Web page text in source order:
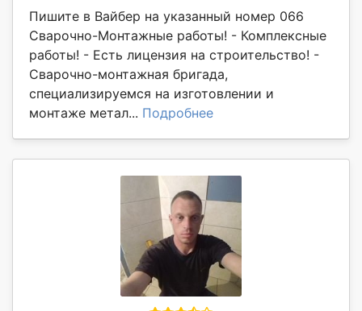
Пишите в Вайбер на указанный номер 066
Сварочно-Монтажные работы! - Комплексные
работы! - Есть лицензия на строительство! -
Сварочно-монтажная бригада,
специализируемся на изготовлении и
монтаже метал... Подробнее